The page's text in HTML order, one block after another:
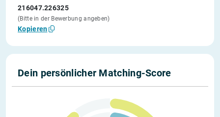
216047.226325
(Bitte in der Bewerbung angeben)
Kopieren
Dein persönlicher Matching-Score